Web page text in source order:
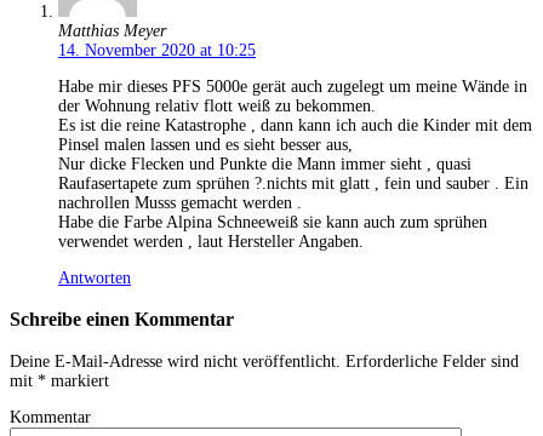
Matthias Meyer
14. November 2020 at 10:25
Habe mir dieses PFS 5000e gerät auch zugelegt um meine Wände in
der Wohnung relativ flott weiß zu bekommen.
Es ist die reine Katastrophe , dann kann ich auch die Kinder mit dem
Pinsel malen lassen und es sieht besser aus,
Nur dicke Flecken und Punkte die Mann immer sieht , quasi
Raufasertapete zum sprühen ?.nichts mit glatt , fein und sauber . Ein
nachrollen Musss gemacht werden .
Habe die Farbe Alpina Schneeweiß sie kann auch zum sprühen
verwendet werden , laut Hersteller Angaben.
Antworten
Schreibe einen Kommentar
Deine E-Mail-Adresse wird nicht veröffentlicht. Erforderliche Felder sind
mit * markiert
Kommentar